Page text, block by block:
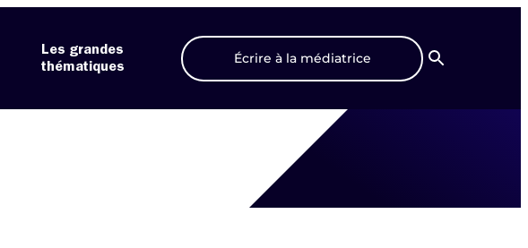
Les grandes
thématiques
Écrire à la médiatrice
Recherche